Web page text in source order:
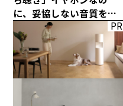
に、妥協しない音質を追
求した「HP-H300BT」が
発売！
PR